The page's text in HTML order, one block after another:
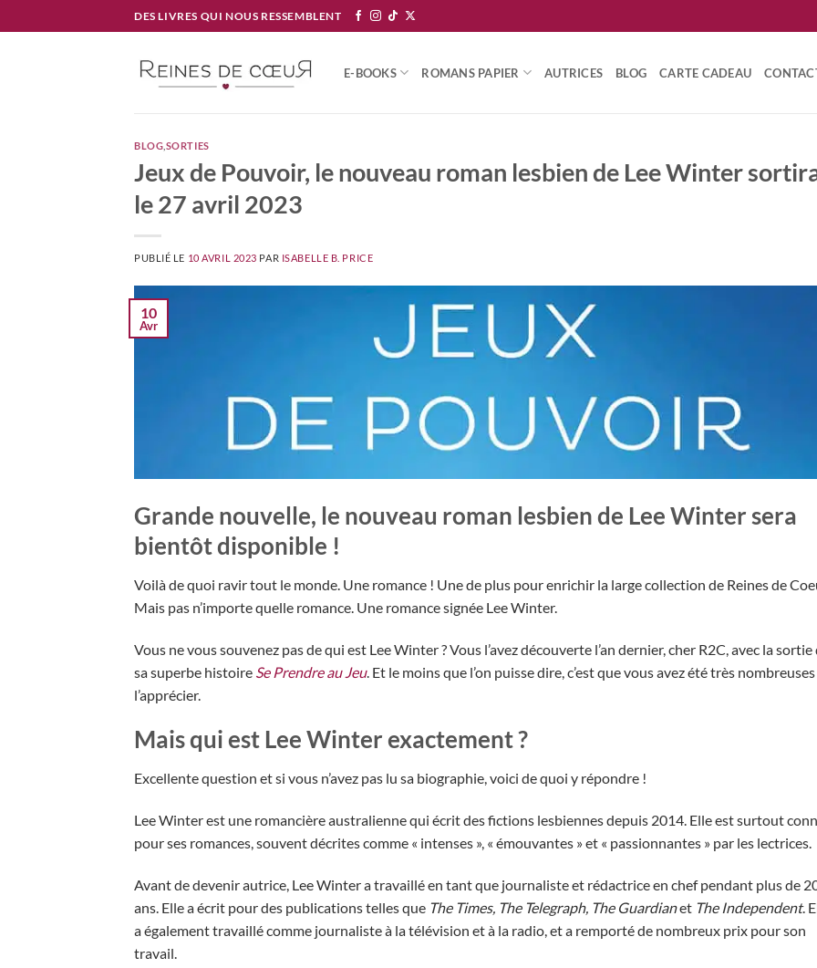
au
DES LIVRES QUI NOUS RESSEMBLENT
E-BOOKS ROMANS PAPIER AUTRICES BLOG CARTE CADEAU
BLOG SORTIES
Jeux de Pouvoir, le nouveau roman lesbien de Lee Winter
le 27 avril 2023
PUBLIÉ LE 10 AVRIL 2023 PAR ISABELLE B. PRICE
10
Avr
Grande nouvelle, le nouveau roman lesbien de Lee Winter sera
bientôt disponible !
Voilà de quoi ravir tout le monde. Une romance ! Une de plus pour enrichir la large collection de Reines de
Mais pas n’importe quelle romance. Une romance signée Lee Winter.
Vous ne vous souvenez pas de qui est Lee Winter ? Vous l’avez découverte l’an dernier, cher R2C, avec la sortie
sa superbe histoire Se Prendre au Jeu. Et le moins que l’on puisse dire, c’est que vous avez été très nombreuses
l’apprécier.
Mais qui est Lee Winter exactement ?
Excellente question et si vous n’avez pas lu sa biographie, voici de quoi y répondre !
Lee Winter est une romancière australienne qui écrit des fictions lesbiennes depuis 2014. Elle est surtout
pour ses romances, souvent décrites comme « intenses », « émouvantes » et « passionnantes » par les lectrices.
Avant de devenir autrice, Lee Winter a travaillé en tant que journaliste et rédactrice en chef pendant plus de
ans. Elle a écrit pour des publications telles que The Times, The Telegraph, The Guardianet The Independent.
a également travaillé comme journaliste à la télévision et à la radio, et a remporté de nombreux prix pour son
travail.